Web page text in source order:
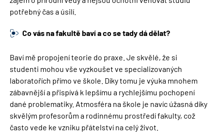
potřebný čas a úsilí.
Co vás na fakultě baví a co se tady dá dělat?
Baví mě propojení teorie do praxe. Je skvělé, že si
studenti mohou vše vyzkoušet ve specializovaných
laboratořích přímo ve škole. Díky tomu je výuka mnohem
zábavnější a přispívá k lepšímu a rychlejšímu pochopení
dané problematiky. Atmosféra na škole je navíc úžasná díky
skvělým profesorům a rodinnému prostředí fakulty, což
často vede ke vzniku přátelství na celý život.